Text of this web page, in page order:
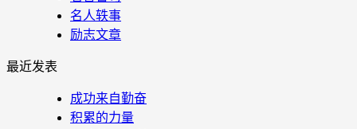
名人轶事
励志文章
最近发表
成功来自勤奋
积累的力量